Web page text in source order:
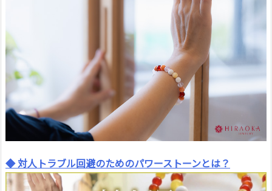
◆ 対人トラブル回避のためのパワーストーンとは？